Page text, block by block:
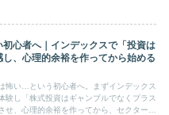
心者へ｜インデックスで「投資は
し、心理的余裕を作ってから始める
怖い…という初心者へ。まずインデックス
験し「株式投資はギャンブルでなくプラス
せ、心理的余裕を作ってから、セクター分